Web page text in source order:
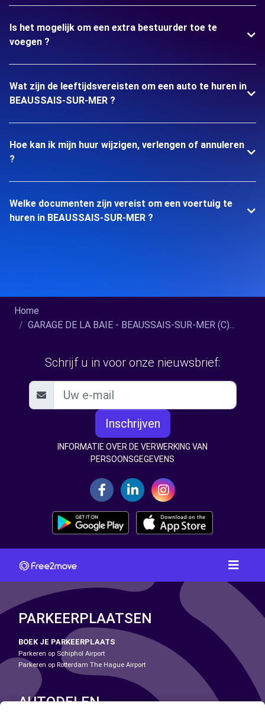
Is het mogelijk om een extra bestuurder toe te
voegen ?
Wat zijn de leeftijdsvereisten om een auto te huren in
BEAUSSAIS-SUR-MER ?
Hoe kan ik mijn huur wijzigen, verlengen of annuleren
?
Welke documenten zijn vereist om een voertuig te
huren in BEAUSSAIS-SUR-MER ?
Home
GARAGE DE LA BAIE - BEAUSSAIS-SUR-MER (C)...
Schrijf u in voor onze nieuwsbrief:
Inschrijven
INFORMATIE OVER DE VERWERKING VAN
PERSOONSGEGEVENS
PARKEERPLAATSEN
BOEK JE PARKEERPLAATS
Parkeren op Schiphol Airport
Parkeren op Rotterdam The Hague Airport
AUTODELEN